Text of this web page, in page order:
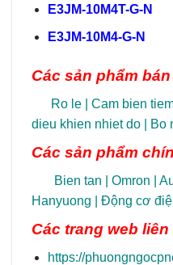
E3JM-10M4T-G-N
E3JM-10M4-G-N
Các sản phẩm
Ro le Cam bien
dieu khien nhiet do
Bo
Các sản phẩm
Bien tan Omron
Hanyuong
Động cơ
Các trang web liên
https://